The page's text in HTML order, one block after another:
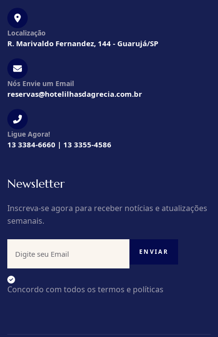
Localização
R. Marivaldo Fernandez, 144 - Guarujá/SP
Nós Envie um Email
reservas@hotelilhasdagrecia.com.br
Ligue Agora!
13 3384-6660 | 13 3355-4586
Newsletter
Inscreva-se agora para receber notícias e atualizações
semanais.
Concordo com todos os termos e políticas